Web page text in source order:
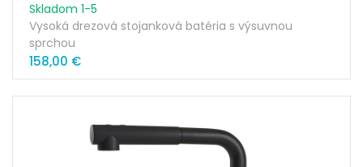
Skladom 1-5
Vysoká drezová stojanková batéria s výsuvnou
sprchou
PAFFONI RIN 285 CR
Dvojpolohová - výsuvná sprcha ponúka dva rôzne
režimy prúdu vody
klasický (plný) prúd – na napúšťanie vody,
158,00 €